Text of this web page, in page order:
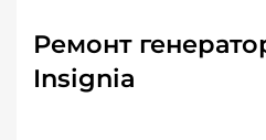
Ремонт
Insignia